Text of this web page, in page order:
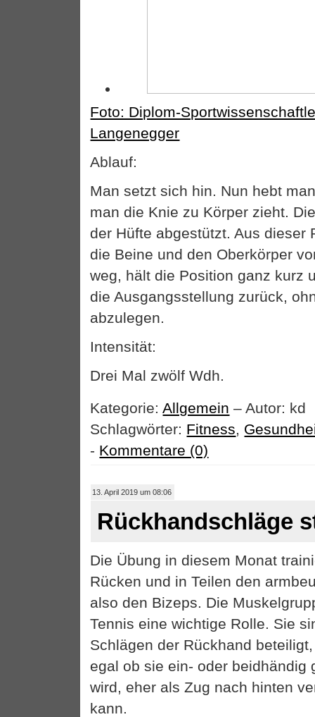
Foto: Diplom-
Langenegger
Ablauf:
Man setzt sich hin. Nun hebt
man die Knie zu Körper zieht.
der Hüfte abgestützt. Aus dieser
die Beine und den Oberkörper
weg, hält die Position ganz kurz
die Ausgangsstellung zurück,
abzulegen.
Intensität:
Drei Mal zwölf Wdh.
Kategorie:Allgemein – Autor: kd
Schlagwörter: Fitness,
- Kommentare (0)
13. April 2019 um 08:06
Rückhandschläge
Die Übung in diesem Monat
Rücken und in Teilen den
also den Bizeps. Die
Tennis eine wichtige Rolle. Sie
Schlägen der Rückhand
egal ob sie ein- oder beidhändig
wird, eher als Zug nach hinten
kann.